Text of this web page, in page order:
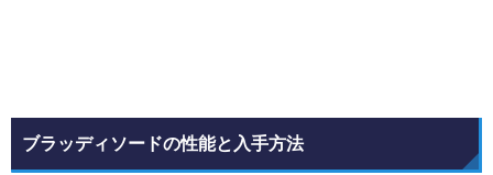
ブラッディソードの性能と入手方法